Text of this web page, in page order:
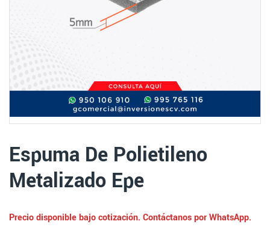
Espuma De Polietileno
Metalizado Epe
Precio disponible bajo cotización. Contáctanos por WhatsApp.